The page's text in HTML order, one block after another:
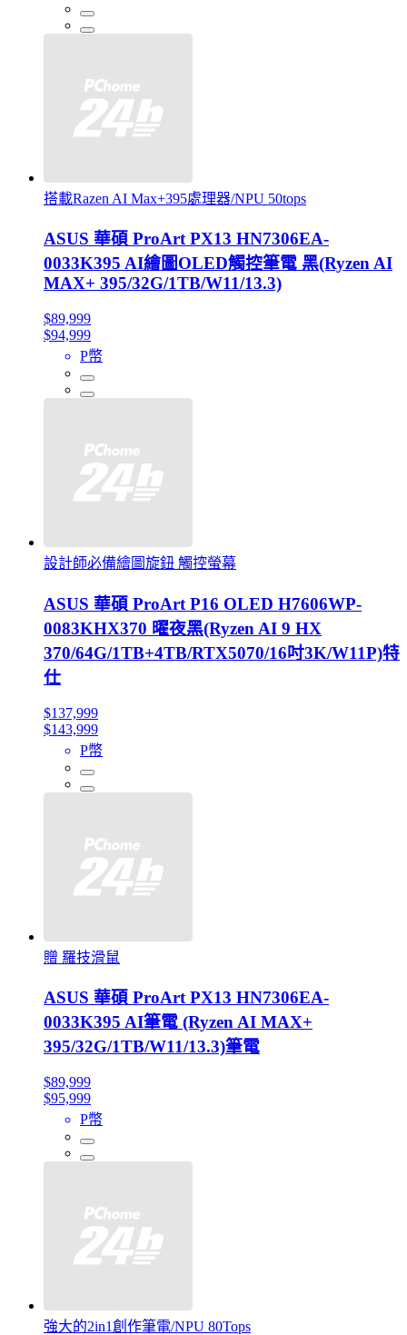
搭載Razen AI Max+395處理器/NPU 50tops
ASUS 華碩 ProArt PX13 HN7306EA-
0033K395 AI繪圖OLED觸控筆電 黑(Ryzen AI
MAX+ 395/32G/1TB/W11/13.3)
$89,999
$94,999
P幣
設計師必備繪圖旋鈕 觸控螢幕
ASUS 華碩 ProArt P16 OLED H7606WP-
0083KHX370 曜夜黑(Ryzen AI 9 HX
370/64G/1TB+4TB/RTX5070/16吋3K/W11P)特
仕
$137,999
$143,999
P幣
贈 羅技滑鼠
ASUS 華碩 ProArt PX13 HN7306EA-
0033K395 AI筆電 (Ryzen AI MAX+
395/32G/1TB/W11/13.3)筆電
$89,999
$95,999
P幣
強大的2in1創作筆電/NPU 80Tops